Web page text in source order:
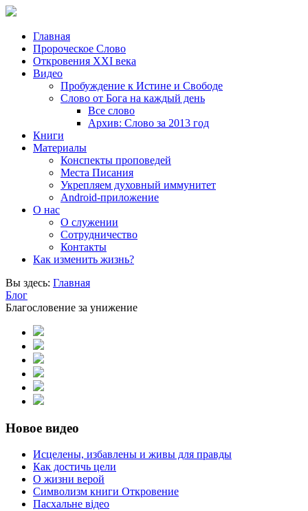
Главная
Пророческое Слово
Откровения ХХІ века
Видео
Пробуждение к Истине и Свободе
Слово от Бога на каждый день
Все слово
Архив: Слово за 2013 год
Книги
Материалы
Конспекты проповедей
Места Писания
Укрепляем духовный иммунитет
Android-приложение
О нас
О служении
Сотрудничество
Контакты
Как изменить жизнь?
Вы здесь: Главная
Блог
Благословение за унижение
Новое видео
Исцелены, избавлены и живы для правды
Как достичь цели
О жизни верой
Символизм книги Откровение
Пасхальне відео